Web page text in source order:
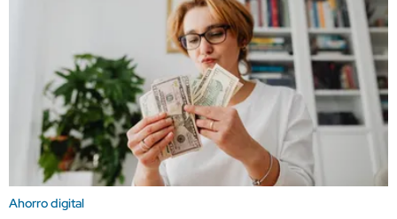
Ahorro digital